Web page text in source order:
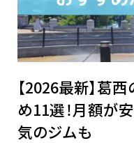
【2026最新】葛
め11選！月額が
気のジムも